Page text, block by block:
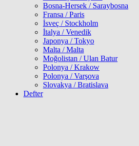
Bosna-Hersek / Saraybosna
Fransa / Paris
İsveç / Stockholm
İtalya / Venedik
Japonya / Tokyo
Malta / Malta
Moğolistan / Ulan Batur
Polonya / Krakow
Polonya / Varşova
Slovakya / Bratislava
Defter